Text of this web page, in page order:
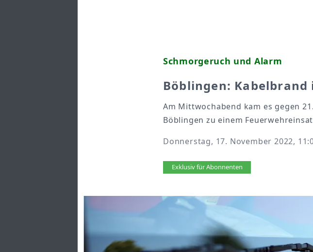
Schmorgeruch und Alarm
Böblingen:
Am Mittwochabend kam es gegen
Böblingen zu einem
Donnerstag, 17. November 2022,
Artikel vorlesen
Exklusiv für Abonnenten